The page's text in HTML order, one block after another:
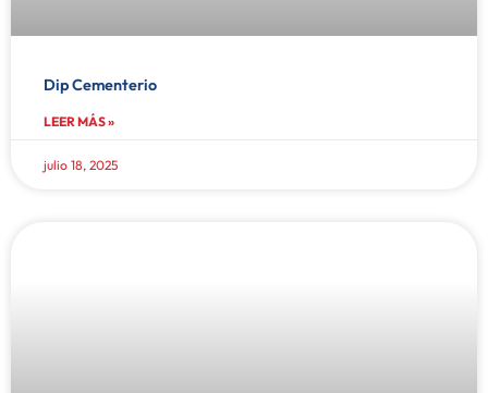
Dip Cementerio
LEER MÁS »
julio 18, 2025